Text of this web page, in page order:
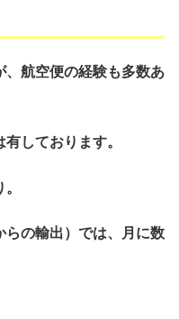
、航空便の経験も多数あ
しております。
らの輸出）では、月に数